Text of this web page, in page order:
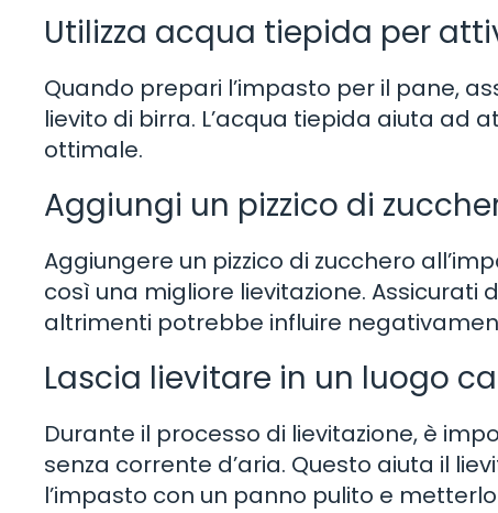
Utilizza acqua tiepida per
Quando prepari l’impasto per il pane,
lievito di birra. L’acqua tiepida aiuta ad
ottimale.
Aggiungi un pizzico di
Aggiungere un pizzico di zucchero
così una migliore lievitazione.
altrimenti potrebbe influire
Lascia lievitare in un luogo
Durante il processo di lievitazione, è
senza corrente d’aria. Questo aiuta il
l’impasto con un panno pulito e